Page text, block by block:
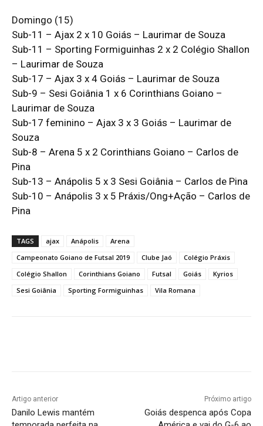
Domingo (15)
Sub-11 – Ajax 2 x 10 Goiás – Laurimar de Souza
Sub-11 – Sporting Formiguinhas 2 x 2 Colégio Shallon
– Laurimar de Souza
Sub-17 – Ajax 3 x 4 Goiás – Laurimar de Souza
Sub-9 – Sesi Goiânia 1 x 6 Corinthians Goiano –
Laurimar de Souza
Sub-17 feminino – Ajax 3 x 3 Goiás – Laurimar de
Souza
Sub-8 – Arena 5 x 2 Corinthians Goiano – Carlos de
Pina
Sub-13 – Anápolis 5 x 3 Sesi Goiânia – Carlos de Pina
Sub-10 – Anápolis 3 x 5 Práxis/Ong+Ação – Carlos de
Pina
TAGS ajax Anápolis
Arena
Campeonato Goiano de Futsal 2019
Clube Jaó
Colégio Práxis
Colégio Shallon
Corinthians Goiano Futsal Goiás
Kyrios
Sesi Goiânia
Sporting Formiguinhas Vila Romana
Artigo anterior
Danilo Lewis mantém
Próximo artigo
Goiás despenca após Copa